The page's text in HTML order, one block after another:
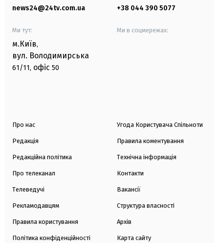
news24@24tv.com.ua +38 044 390 5077
Ми тут:
м.Київ,
вул. Володимирська
61/11, офіс 50
Ми в соцмережах:
Про нас
Редакція
Редакційна політика
Про телеканал
Телеведучі
Рекламодавцям
Правила користування
Політика конфіденційності
Угода Користувача Спільноти
Правила коментування
Технічна інформація
Контакти
Вакансії
Структура власності
Архів
Карта сайту